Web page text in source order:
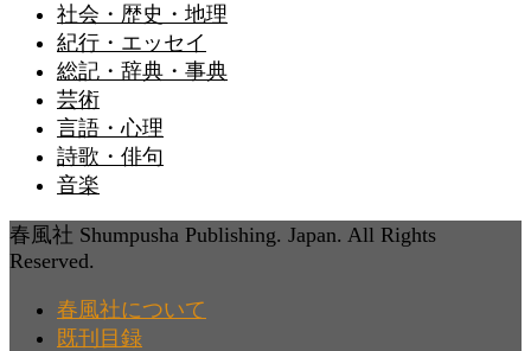
社会・歴史・地理
紀行・エッセイ
総記・辞典・事典
芸術
言語・心理
詩歌・俳句
音楽
春風社 Shumpusha Publishing. Japan. All Rights
Reserved.
春風社について
既刊目録